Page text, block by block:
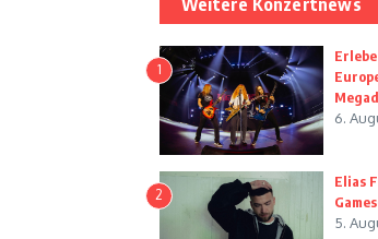
Weitere Konzertnews
1
6.
2
Elias
5.